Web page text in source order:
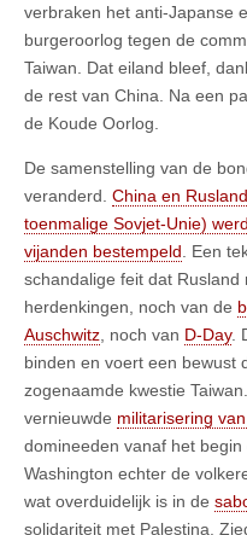
verbraken het anti-Japanse
burgeroorlog tegen de
Taiwan. Dat eiland bleef,
de rest van China. Na een
de Koude Oorlog.
De samenstelling van de
veranderd. China en
toenmalige Sovjet-Unie)
vijanden bestempeld . Een
schandalige feit dat
herdenkingen, noch van de
Auschwitz , noch van D-Day.
binden en voert een bewust
zogenaamde kwestie
vernieuwde militarisering
domineeden vanaf het
Washington echter de
wat overduidelijk is in de
solidariteit met Palestina.